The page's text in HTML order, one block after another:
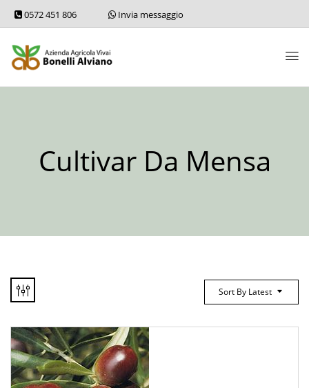
0572 451 806 Invia messaggio
Cultivar Da Mensa
Sort By Latest